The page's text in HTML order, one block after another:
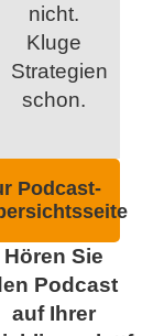
nicht.
Kluge
Strategien
schon.
Podcast-
Hören Sie
Podcast
auf Ihrer